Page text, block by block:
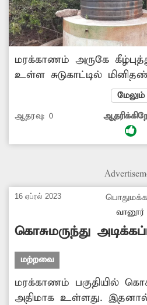
மரக்காணம் அருகே
உள்ள சுடுகாட்டில்
வைக்கப்பட்டது. தற்போது
சேதமடைந்து தண்ணீர்
முடியாத நிலையில்
அஞ்சலிக்கு தண்ணீர்
எனவே சேதமடைந்த
வேண்டும்.
மேலும்
ஆதரவு: 0
16 ஏப்ரல் 2023
வானூர்
கொசுமருந்து
மற்றவை
மரக்காணம் பகுதியில்
அதிமாக உள்ளது.